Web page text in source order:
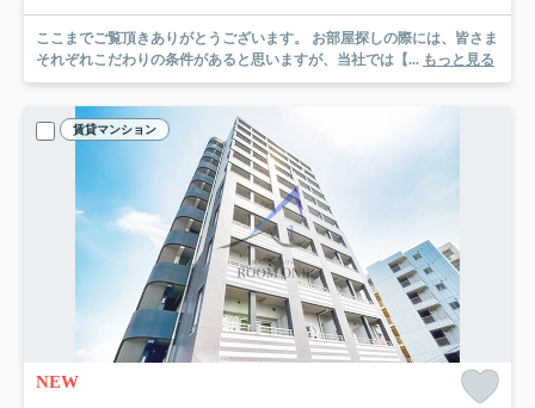
ここまでご覧頂きありがとうございます。 お部屋探しの際には、皆さま
それぞれこだわりの条件があると思いますが、当社では【... もっと見る
賃貸マンション
NEW